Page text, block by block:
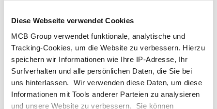
Diese Webseite verwendet Cookies
MCB Group verwendet funktionale, analytische und
Tracking-Cookies, um die Website zu verbessern. Hierzu
speichern wir Informationen wie Ihre IP-Adresse, Ihr
Surfverhalten und alle persönlichen Daten, die Sie bei
uns hinterlassen. Wir verwenden diese Daten, um diese
Informationen mit Tools anderer Parteien zu analysieren
und unsere Website zu verbessern. Sie können
Anmelden
Bitte einloggen zum bestellen
Bestellen mit Ihren eigenen Artikelnummern